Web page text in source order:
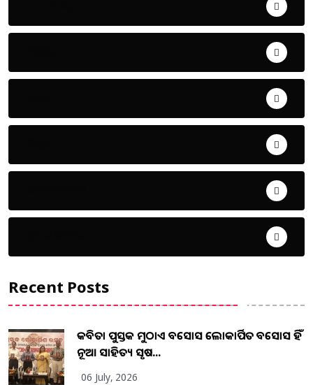
Recent Posts
କବିତା ପୁସ୍ତକ ମୁଠାଏ ଅବସୋସ ଲୋକାର୍ପିତ ଅବସୋସ ହିଁ
ନୂଆ ସାହିତ୍ୟ ସୃଷ...
06 July, 2026